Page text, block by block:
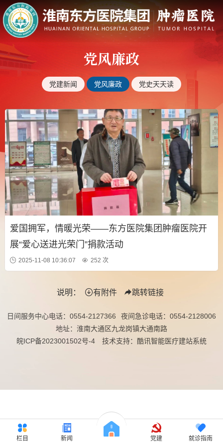
党风廉政
党建新闻 党风廉政 党史天天读
爱国拥军，情暖光荣——东方医院集团肿瘤医院开
展“爱心送进光荣门”捐款活动
2025-11-08 10:36:07 252 次
说明： 有附件 跳转链接
栏目 新闻 党建 就诊指南
日间服务中心电话： 0554-2127366 夜间急诊电话： 0554-2128006
地址：淮南大通区九龙岗镇大通南路
皖ICP备2023001502号-4
技术支持：酷讯智能医疗建站系统